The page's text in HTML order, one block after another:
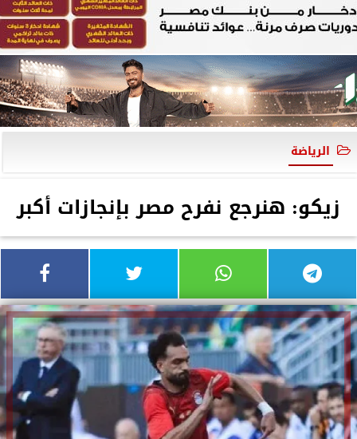
الرياضة
زيكو: هنرجع نفرح مصر بإنجازات أكبر